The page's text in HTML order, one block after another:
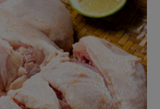
乳製品
米麵雜糧
水產
一籃菜真心話
合作聯合國
生活提案
親子食育